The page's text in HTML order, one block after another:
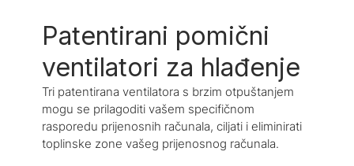
Patentirani pomični
ventilatori za hlađenje
Tri patentirana ventilatora s brzim otpuštanjem
mogu se prilagoditi vašem specifičnom
rasporedu prijenosnih računala, ciljati i eliminirati
toplinske zone vašeg prijenosnog računala.